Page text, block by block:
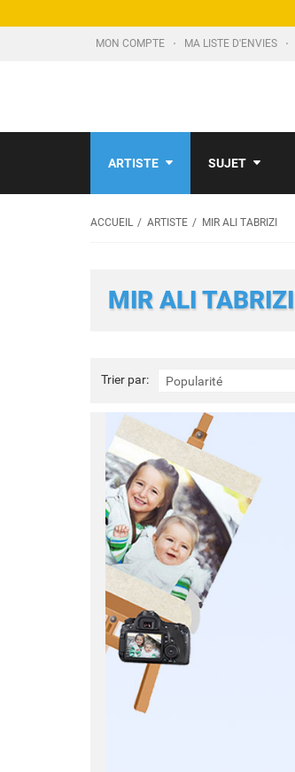
MON COMPTE MA LISTE D'ENVIES
ARTISTE SUJET
ACCUEIL ARTISTE MIR ALI TABRIZI
MIR ALI TABRIZI
Trier par: Popularité
Trier
par: